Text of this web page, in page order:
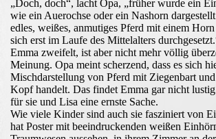
„Doch, doch“, lacht Opa, „früher wurde ein
wie ein Auerochse oder ein Nashorn
edles, weißes, anmutiges Pferd mit einem
sich erst im Laufe des Mittelalters
Emma zweifelt, ist aber nicht mehr völlig
Meinung. Opa meint scherzend, dass es sich
Mischdarstellung von Pferd mit Ziegenbart
Kopf handelt. Das findet Emma gar nicht
für sie und Lisa eine ernste Sache.
Wie viele Kinder sind auch sie fasziniert von
hat Poster mit beeindruckenden weißen